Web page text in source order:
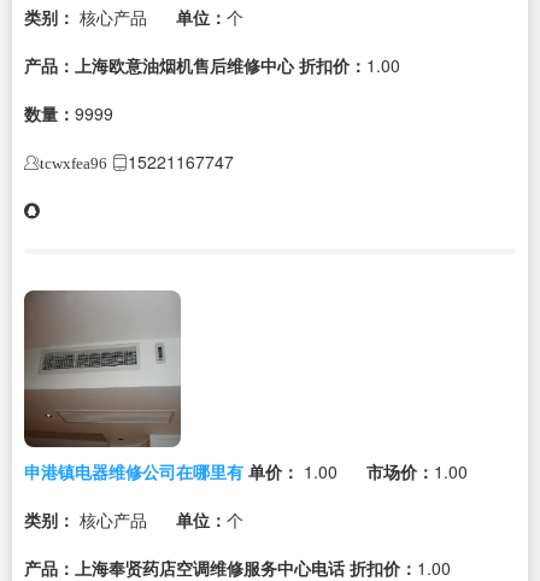
类别： 核心产品 单位： 个
产品：上海欧意油烟机售后维修中心 折扣价： 1.00
数量： 9999
tcwxfea96 15221167747
申港镇电器维修公司在哪里有 单价： 1.00 市场价： 1.00
类别： 核心产品 单位： 个
产品：上海奉贤药店空调维修服务中心电话 折扣价： 1.00